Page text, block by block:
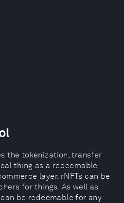
the tokenization, transfer
thing as a redeemable
layer. rNFTs can be
for things. As well as
be redeemable for any